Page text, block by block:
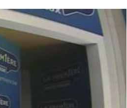
délétère entre la Turquie et l'UE dure